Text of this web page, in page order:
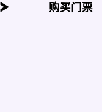
购买门票